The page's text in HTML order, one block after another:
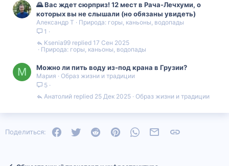
🌄 Вас ждет сюрприз! 12 мест в Рача-Лечхуми, о
которых вы не слышали (но обязаны увидеть)
Александр Т
Природа: горы, каньоны, водопады
1
Природа: горы, каньоны, водопады
17 Сен 2025
Ksenia99
М Можно ли пить воду из-под крана в Грузии?
Мария
Образ жизни и традиции
5
Образ жизни и традиции
25 Дек 2025
Анатолий
Поделиться: FacebookTwitter Reddit PinterestWhatsAppЭлектронная почта